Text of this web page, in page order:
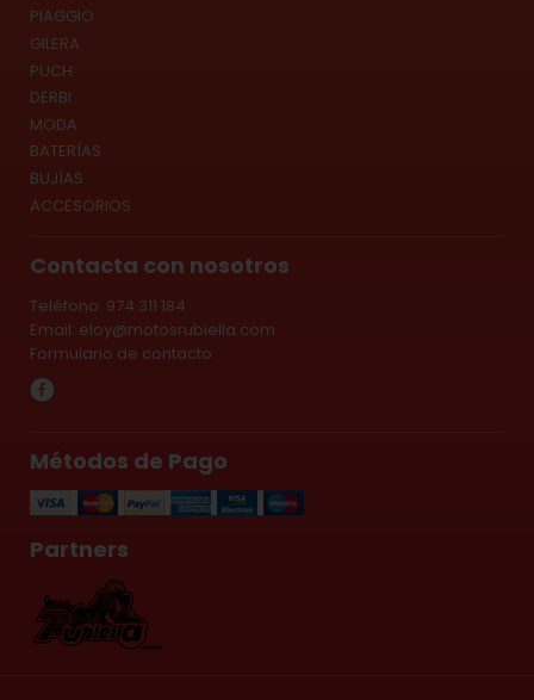
PIAGGIO
GILERA
PUCH
DERBI
MODA
BATERÍAS
BUJÍAS
ACCESORIOS
Contacta con nosotros
Teléfono: 974 311 184
Email: eloy@motosrubiella.com
Formulario de contacto
Métodos de Pago
Partners